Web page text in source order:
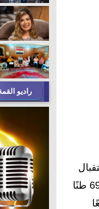
محصول القمح لموسم حصاد 2026، مشيرًا إلى أنه تم توريد 362 ألفًا و699 طنًا
خلال 42 موقعًا
راديو